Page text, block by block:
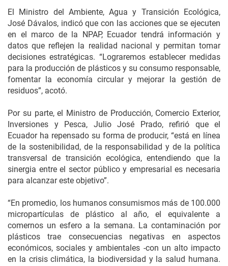
El Ministro del Ambiente, Agua y Transición Ecológica,
José Dávalos, indicó que con las acciones que se ejecuten
en el marco de la NPAP, Ecuador tendrá información y
datos que reflejen la realidad nacional y permitan tomar
decisiones estratégicas. “Lograremos establecer medidas
para la producción de plásticos y su consumo responsable,
fomentar la economía circular y mejorar la gestión de
residuos”, acotó.
Por su parte, el Ministro de Producción, Comercio Exterior,
Inversiones y Pesca, Julio José Prado, refirió que el
Ecuador ha repensado su forma de producir, “está en línea
de la sostenibilidad, de la responsabilidad y de la política
transversal de transición ecológica, entendiendo que la
sinergia entre el sector público y empresarial es necesaria
para alcanzar este objetivo”.
“En promedio, los humanos consumismos más de 100.000
micropartículas de plástico al año, el equivalente a
comernos un esfero a la semana. La contaminación por
plásticos trae consecuencias negativas en aspectos
económicos, sociales y ambientales -con un alto impacto
en la crisis climática, la biodiversidad y la salud humana.